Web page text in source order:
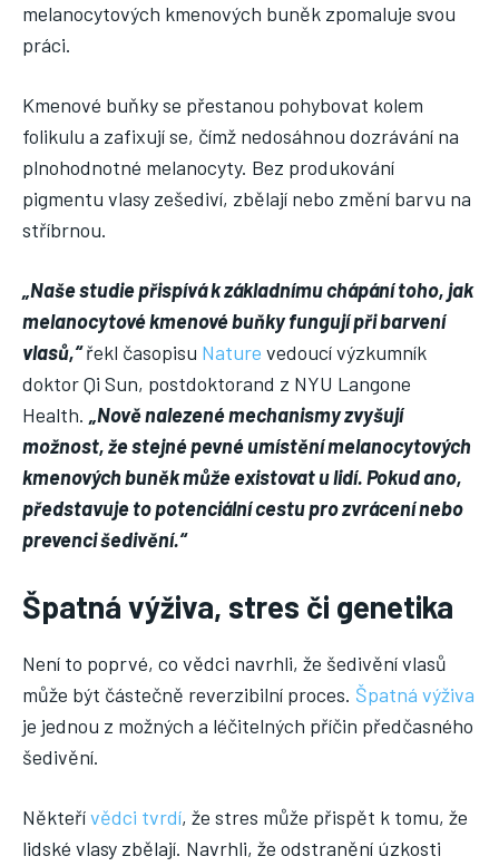
melanocytových kmenových buněk zpomaluje svou
práci.
Kmenové buňky se přestanou pohybovat kolem
folikulu a zafixují se, čímž nedosáhnou dozrávání na
plnohodnotné melanocyty. Bez produkování
pigmentu vlasy zešediví, zbělají nebo změní barvu na
stříbrnou.
„Naše studie přispívá k základnímu chápání toho, jak
melanocytové kmenové buňky fungují při barvení
vlasů,“řekl časopisu Nature vedoucí výzkumník
doktor Qi Sun, postdoktorand z NYU Langone
Health. „Nově nalezené mechanismy zvyšují
možnost, že stejné pevné umístění melanocytových
kmenových buněk může existovat u lidí. Pokud ano,
představuje to potenciální cestu pro zvrácení nebo
prevenci šedivění.“
Špatná výživa, stres či genetika
Není to poprvé, co vědci navrhli, že šedivění vlasů
může být částečně reverzibilní proces. Špatná výživa
je jednou z možných a léčitelných příčin předčasného
šedivění.
Někteřívědci tvrdí, že stres může přispět k tomu, že
lidské vlasy zbělají. Navrhli, že odstranění úzkosti